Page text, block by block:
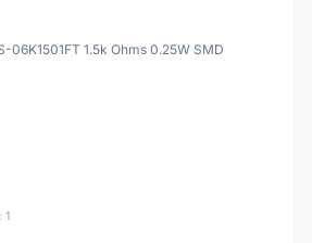
06K1501FT 1.5k Ohms 0.25W SMD
1